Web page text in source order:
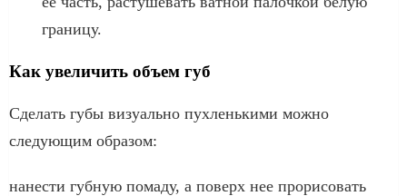
границу.
Как увеличить объем губ
Сделать губы визуально пухленькими можно
следующим образом:
нанести губную помаду, а поверх нее прорисовать